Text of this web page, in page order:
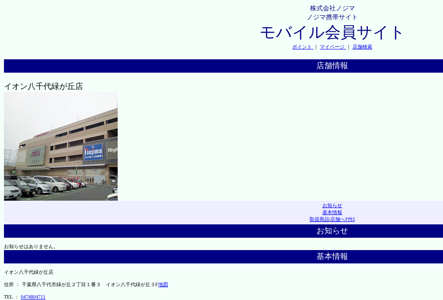
株式会社ノジマ
ノジマ携帯サイト
モバイル会員サイト
ポイント ｜ マイページ ｜ 店舗検索
店舗情報
イオン八千代緑が丘店
お知らせ
基本情報
取扱商品|店舗へｱｸｾｽ
お知らせ
お知らせはありません。
基本情報
イオン八千代緑が丘店
住所 ： 千葉県八千代市緑が丘２丁目１番３ イオン八千代緑が丘３F地図
TEL ： 0474804711